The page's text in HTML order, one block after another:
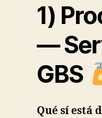
1)
—
GBS
Qué sí está